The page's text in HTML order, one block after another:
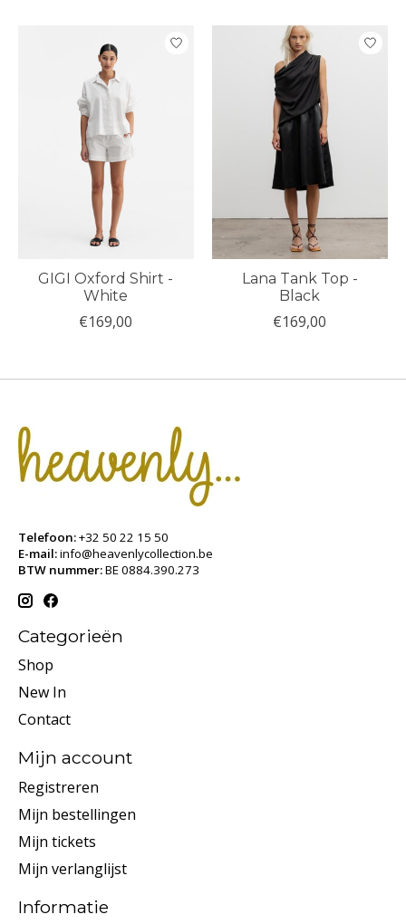
GIGI Oxford Shirt -
White
€169,00
Lana Tank Top -
Black
€169,00
Telefoon:+32 50 22 15 50
E-mail:info@heavenlycollection.be
BTW nummer:BE 0884.390.273
Categorieën
Shop
New In
Contact
Mijn account
Registreren
Mijn bestellingen
Mijn tickets
Mijn verlanglijst
Informatie